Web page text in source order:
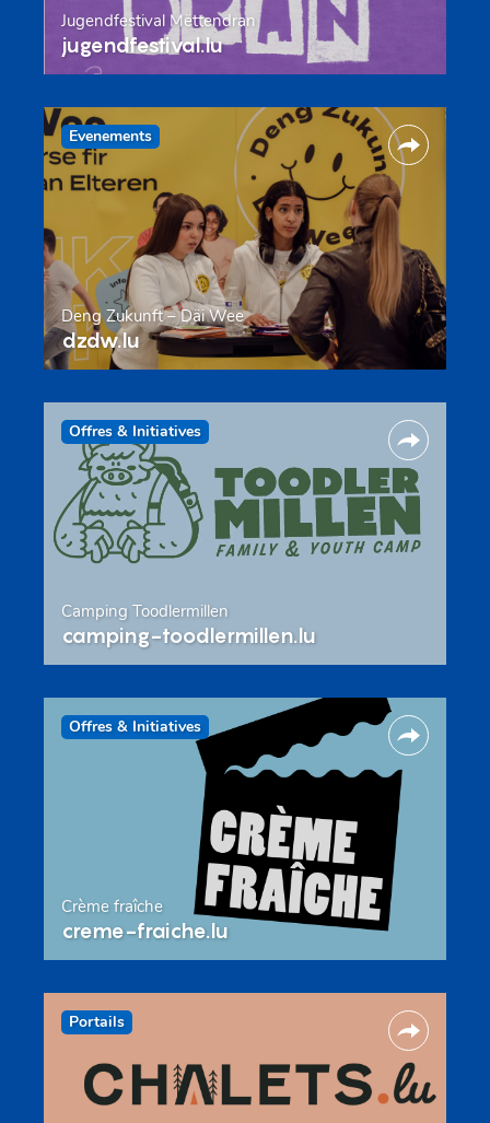
Jugendfestival Mëttendran
jugendfestival.lu
Evenements
Deng Zukunft – Däi Wee
dzdw.lu
Offres & Initiatives
Camping Toodlermillen
camping-toodlermillen.lu
Offres & Initiatives
Crème fraîche
creme-fraiche.lu
Portails